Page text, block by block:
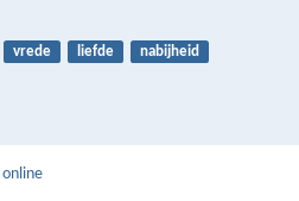
vrede liefde nabijheid
online